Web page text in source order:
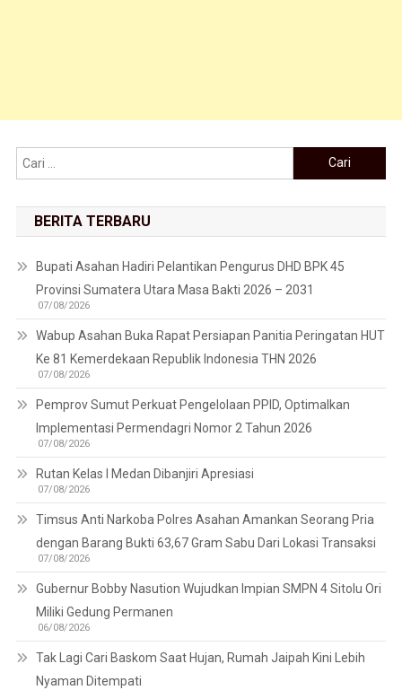
Cari untuk:
BERITA TERBARU
Bupati Asahan Hadiri Pelantikan Pengurus DHD BPK 45
Provinsi Sumatera Utara Masa Bakti 2026 – 2031
07/08/2026
Wabup Asahan Buka Rapat Persiapan Panitia Peringatan HUT
Ke 81 Kemerdekaan Republik Indonesia THN 2026
07/08/2026
Pemprov Sumut Perkuat Pengelolaan PPID, Optimalkan
Implementasi Permendagri Nomor 2 Tahun 2026
07/08/2026
Rutan Kelas I Medan Dibanjiri Apresiasi
07/08/2026
Timsus Anti Narkoba Polres Asahan Amankan Seorang Pria
dengan Barang Bukti 63,67 Gram Sabu Dari Lokasi Transaksi
07/08/2026
Gubernur Bobby Nasution Wujudkan Impian SMPN 4 Sitolu Ori
Miliki Gedung Permanen
06/08/2026
Tak Lagi Cari Baskom Saat Hujan, Rumah Jaipah Kini Lebih
Nyaman Ditempati